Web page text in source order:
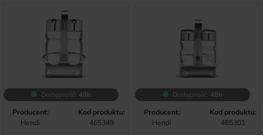
Dostępność: 48h
Producent:
Hendi
Kod produktu:
465349
Dostępność: 48h
Producent:
Hendi
Kod produktu:
465301